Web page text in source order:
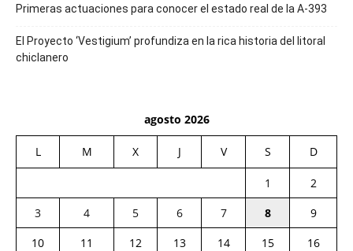
Primeras actuaciones para conocer el estado real de la A-393
El Proyecto ‘Vestigium’ profundiza en la rica historia del litoral
chiclanero
agosto 2026
L M X J V S D
1
2
3
4 5 6 7 8
9
10
11 12 13 14 15
16